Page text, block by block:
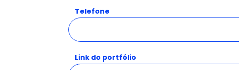
Telefone
Link do portfólio